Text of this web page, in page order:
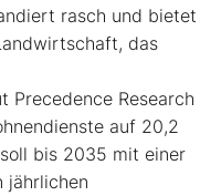
rasch und bietet
das
Precedence Research
auf 20,2
bis 2035 mit einer
jährlichen